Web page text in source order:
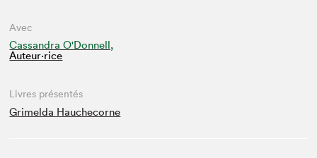
Avec
Cassandra O'Donnell,
Auteur·rice
Livres présentés
Grimelda Hauchecorne